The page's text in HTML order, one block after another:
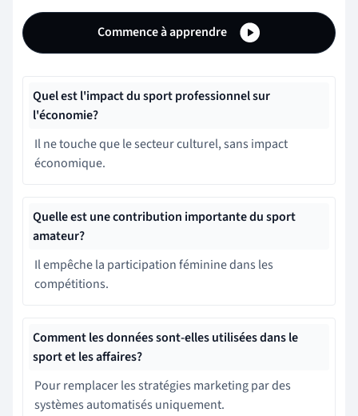
Commence à apprendre
Quel est l'impact du sport professionnel sur
l'économie?
Il ne touche que le secteur culturel, sans impact
économique.
Quelle est une contribution importante du sport
amateur?
Il empêche la participation féminine dans les
compétitions.
Comment les données sont-elles utilisées dans le
sport et les affaires?
Pour remplacer les stratégies marketing par des
systèmes automatisés uniquement.